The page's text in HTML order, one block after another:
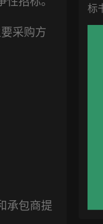
采购方
承包商提
标